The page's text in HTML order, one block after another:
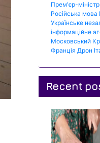
Прем'єр-міністр
Російська мова
Українське
інформаційне
Московський
Франція Дрон
Recent